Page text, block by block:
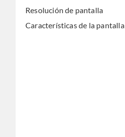
Resolución de pantalla
Características de la pantalla